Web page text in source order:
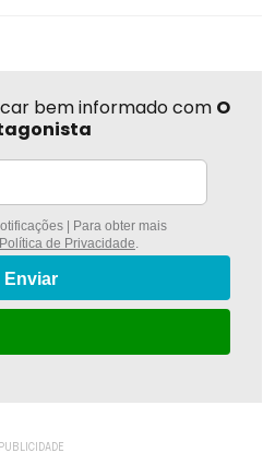
bem informado com O
| Para obter mais
Política de Privacidade
Enviar